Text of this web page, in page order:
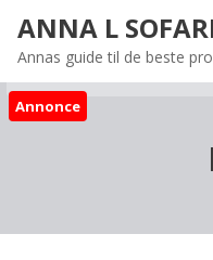
content
ANNA L
Annas guide til de beste
Annonce